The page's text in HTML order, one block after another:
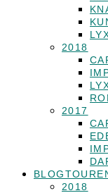
2018
2017
2018